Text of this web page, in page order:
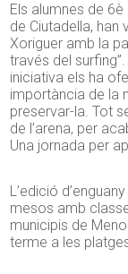
Els alumnes de
de Ciutadella, han
Xoriguer amb la
través del
iniciativa els ha
importància de la
preservar-la. Tot
de l’arena, per
Una jornada per
L’edició
mesos amb
municipis de
terme a les